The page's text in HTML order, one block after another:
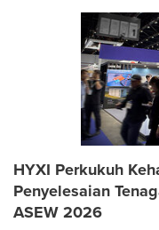
HYXI Perkukuh
Penyelesaian
ASEW 2026